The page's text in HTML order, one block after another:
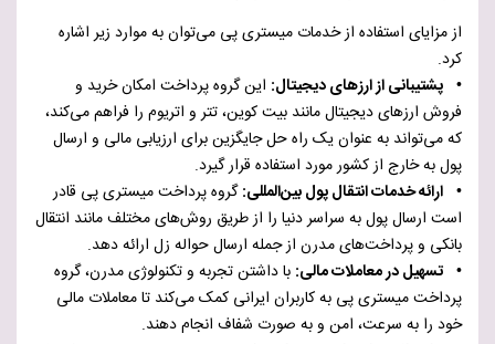
از مزایای استفاده از خدمات میستری پی می‌توان به موارد زیر اشاره
کرد.
• پشتیبانی از ارزهای دیجیتال: این گروه پرداخت امکان خرید و
فروش ارزهای دیجیتال مانند بیت کوین، تتر و اتریوم را فراهم می‌کند،
که می‌تواند به عنوان یک راه حل جایگزین برای ارزیابی مالی و ارسال
پول به خارج از کشور مورد استفاده قرار گیرد.
• ارائه خدمات انتقال پول بین‌المللی:گروه پرداخت میستری پی قادر
است ارسال پول به سراسر دنیا را از طریق روش‌های مختلف مانند انتقال
بانکی و پرداخت‌های مدرن از جمله ارسال حواله زل ارائه دهد.
• تسهیل در معاملات مالی: با داشتن تجربه و تکنولوژی مدرن، گروه
پرداخت میستری پی به کاربران ایرانی کمک می‌کند تا معاملات مالی
خود را به سرعت، امن و به صورت شفاف انجام دهند.